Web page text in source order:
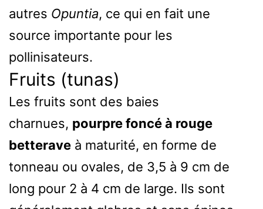
autres Opuntia, ce qui en fait une
source importante pour les
pollinisateurs.
Fruits (tunas)
Les fruits sont des baies
charnues, pourpre foncé à rouge
betterave à maturité, en forme de
tonneau ou ovales, de 3,5 à 9 cm de
long pour 2 à 4 cm de large. Ils sont